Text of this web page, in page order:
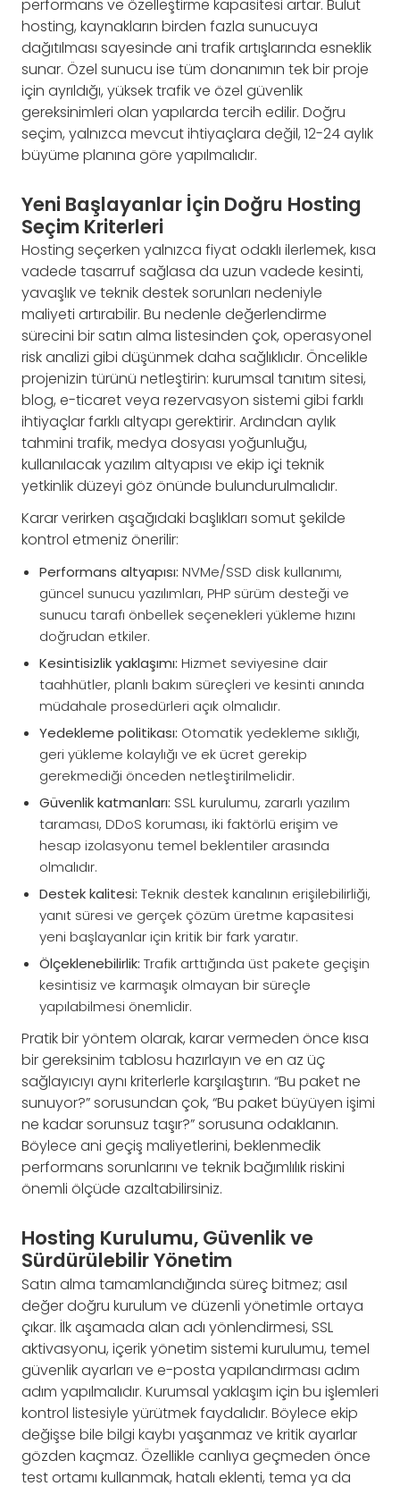
performans ve özelleştirme kapasitesi artar. Bulut
hosting, kaynakların birden fazla sunucuya
dağıtılması sayesinde ani trafik artışlarında esneklik
sunar. Özel sunucu ise tüm donanımın tek bir proje
için ayrıldığı, yüksek trafik ve özel güvenlik
gereksinimleri olan yapılarda tercih edilir. Doğru
seçim, yalnızca mevcut ihtiyaçlara değil, 12-24 aylık
büyüme planına göre yapılmalıdır.
Yeni Başlayanlar İçin Doğru Hosting
Seçim Kriterleri
Hosting seçerken yalnızca fiyat odaklı ilerlemek, kısa
vadede tasarruf sağlasa da uzun vadede kesinti,
yavaşlık ve teknik destek sorunları nedeniyle
maliyeti artırabilir. Bu nedenle değerlendirme
sürecini bir satın alma listesinden çok, operasyonel
risk analizi gibi düşünmek daha sağlıklıdır. Öncelikle
projenizin türünü netleştirin: kurumsal tanıtım sitesi,
blog, e-ticaret veya rezervasyon sistemi gibi farklı
ihtiyaçlar farklı altyapı gerektirir. Ardından aylık
tahmini trafik, medya dosyası yoğunluğu,
kullanılacak yazılım altyapısı ve ekip içi teknik
yetkinlik düzeyi göz önünde bulundurulmalıdır.
Karar verirken aşağıdaki başlıkları somut şekilde
kontrol etmeniz önerilir:
Performans altyapısı: NVMe/SSD disk kullanımı,
güncel sunucu yazılımları, PHP sürüm desteği ve
sunucu tarafı önbellek seçenekleri yükleme hızını
doğrudan etkiler.
Kesintisizlik yaklaşımı: Hizmet seviyesine dair
taahhütler, planlı bakım süreçleri ve kesinti anında
müdahale prosedürleri açık olmalıdır.
Yedekleme politikası: Otomatik yedekleme sıklığı,
geri yükleme kolaylığı ve ek ücret gerekip
gerekmediği önceden netleştirilmelidir.
Güvenlik katmanları: SSL kurulumu, zararlı yazılım
taraması, DDoS koruması, iki faktörlü erişim ve
hesap izolasyonu temel beklentiler arasında
olmalıdır.
Destek kalitesi: Teknik destek kanalının erişilebilirliği,
yanıt süresi ve gerçek çözüm üretme kapasitesi
yeni başlayanlar için kritik bir fark yaratır.
Ölçeklenebilirlik: Trafik arttığında üst pakete geçişin
kesintisiz ve karmaşık olmayan bir süreçle
yapılabilmesi önemlidir.
Pratik bir yöntem olarak, karar vermeden önce kısa
bir gereksinim tablosu hazırlayın ve en az üç
sağlayıcıyı aynı kriterlerle karşılaştırın. “Bu paket ne
sunuyor?” sorusundan çok, “Bu paket büyüyen işimi
ne kadar sorunsuz taşır?” sorusuna odaklanın.
Böylece ani geçiş maliyetlerini, beklenmedik
performans sorunlarını ve teknik bağımlılık riskini
önemli ölçüde azaltabilirsiniz.
Hosting Kurulumu, Güvenlik ve
Sürdürülebilir Yönetim
Satın alma tamamlandığında süreç bitmez; asıl
değer doğru kurulum ve düzenli yönetimle ortaya
çıkar. İlk aşamada alan adı yönlendirmesi, SSL
aktivasyonu, içerik yönetim sistemi kurulumu, temel
güvenlik ayarları ve e-posta yapılandırması adım
adım yapılmalıdır. Kurumsal yaklaşım için bu işlemleri
kontrol listesiyle yürütmek faydalıdır. Böylece ekip
değişse bile bilgi kaybı yaşanmaz ve kritik ayarlar
gözden kaçmaz. Özellikle canlıya geçmeden önce
test ortamı kullanmak, hatalı eklenti, tema ya da